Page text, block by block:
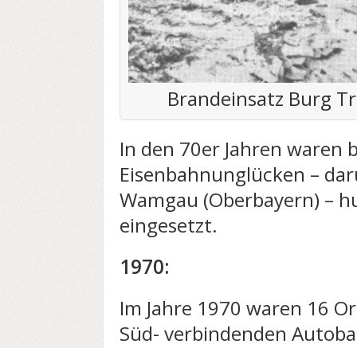
Brandeinsatz Burg
In den 70er Jahren waren
Eisenbahnunglücken –
Wamgau (Oberbayern) –
eingesetzt.
1970:
Im Jahre 1970 waren 16
Süd- verbindenden